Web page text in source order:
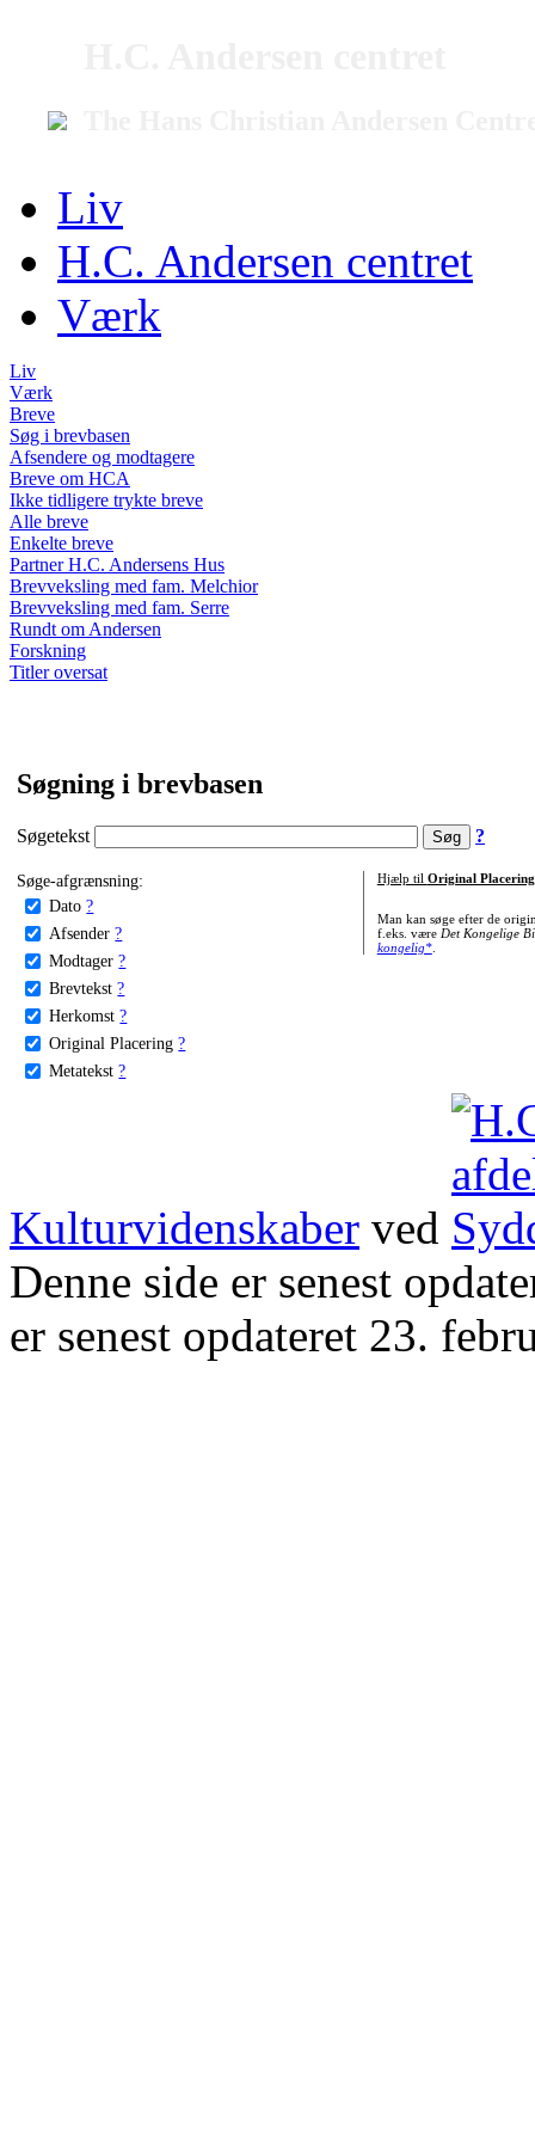
Liv
H.C. Andersen centret
Værk
Liv
Værk
Breve
Søg i brevbasen
Afsendere og modtagere
Breve om HCA
Ikke tidligere trykte breve
Alle breve
Enkelte breve
Partner H.C. Andersens Hus
Brevveksling med fam. Melchior
Brevveksling med fam. Serre
Rundt om Andersen
Forskning
Titler oversat
Søgning i brevbasen
Søgetekst ?
Søge-afgrænsning:
Dato ?
Afsender ?
Modtager ?
Brevtekst ?
Herkomst ?
Original Placering ?
Metatekst ?
Hjælp til Original Placering
Man kan søge efter de
f.eks. være Det Kongelige
kongelig*.
Kulturvidenskaber ved
Denne side er senest
er senest opdateret 23.